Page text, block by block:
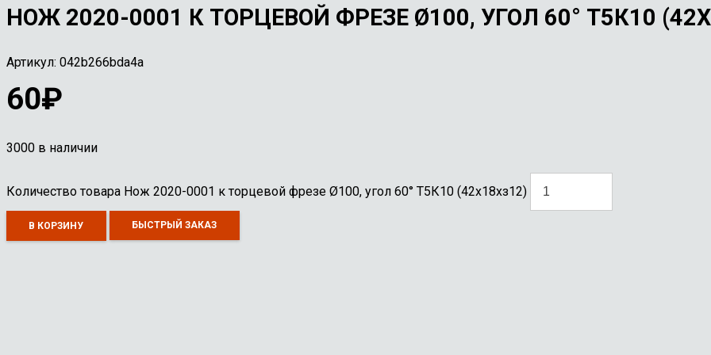
НОЖ 2020-0001 К ТОРЦЕВОЙ ФРЕЗЕ Ø100, УГОЛ 60° Т5К10
Артикул: 042b266bda4a
60₽
3000 в наличии
Количество товара Нож 2020-0001 к торцевой фрезе Ø100, угол 60° Т5К10 (42х18хз12)
В КОРЗИНУ БЫСТРЫЙ ЗАКАЗ